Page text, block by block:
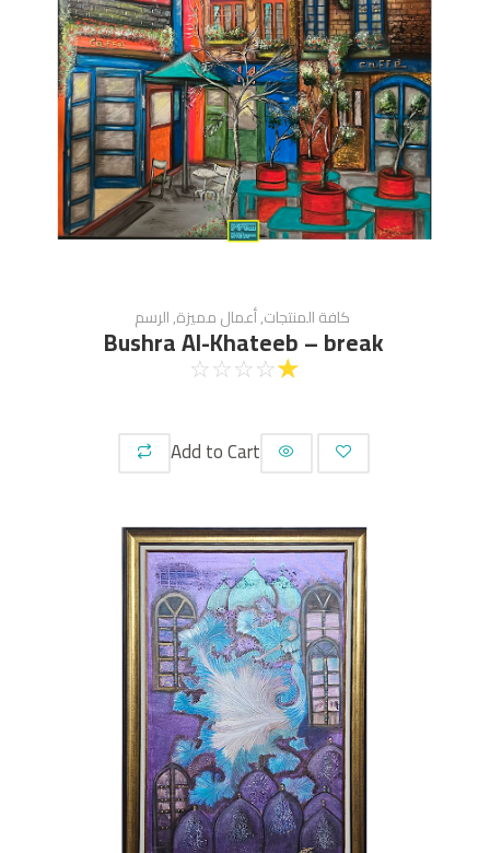
كافة المنتجات,أعمال مميزة,الرسم
Bushra Al-Khateeb – break
☆
☆
☆
☆
☆
Add to Cart